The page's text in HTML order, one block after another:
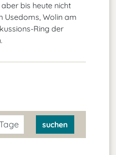
bis heute nicht
Usedoms, Wolin am
Ring der
suchen